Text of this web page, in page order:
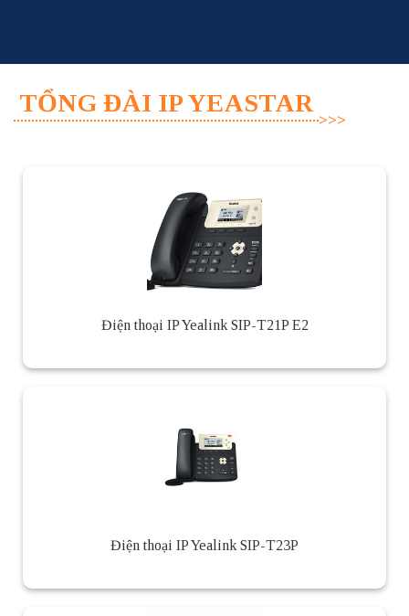
TỔNG ĐÀI IP YEASTAR
Điện thoại IP Yealink SIP-T21P E2
Điện thoại IP Yealink SIP-T23P